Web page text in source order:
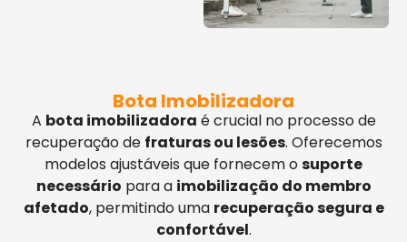
Bota Imobilizadora
A bota imobilizadora é crucial no processo de
recuperação de fraturas ou lesões. Oferecemos
modelos ajustáveis que fornecem osuporte
necessário para a imobilização do membro
afetado, permitindo uma recuperação segura e
confortável.